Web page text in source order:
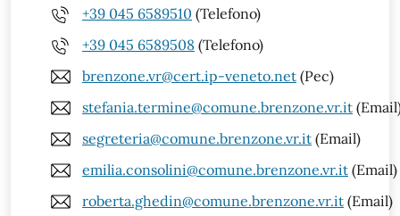
+39 045 6589510 (Telefono)
+39 045 6589508 (Telefono)
brenzone.vr@cert.ip-veneto.net (Pec)
stefania.termine@comune.brenzone.vr.it
segreteria@comune.brenzone.vr.it (Email)
emilia.consolini@comune.brenzone.vr.it (Email)
roberta.ghedin@comune.brenzone.vr.it (Email)